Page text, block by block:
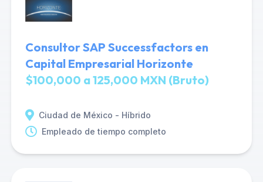
Consultor SAP Successfactors en
Capital Empresarial Horizonte
$100,000 a 125,000 MXN (Bruto)
Ciudad de México - Híbrido
Empleado de tiempo completo